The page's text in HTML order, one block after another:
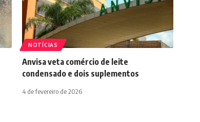
NOTÍCIAS
Anvisa veta comércio de leite
condensado e dois suplementos
4 de fevereiro de 2026